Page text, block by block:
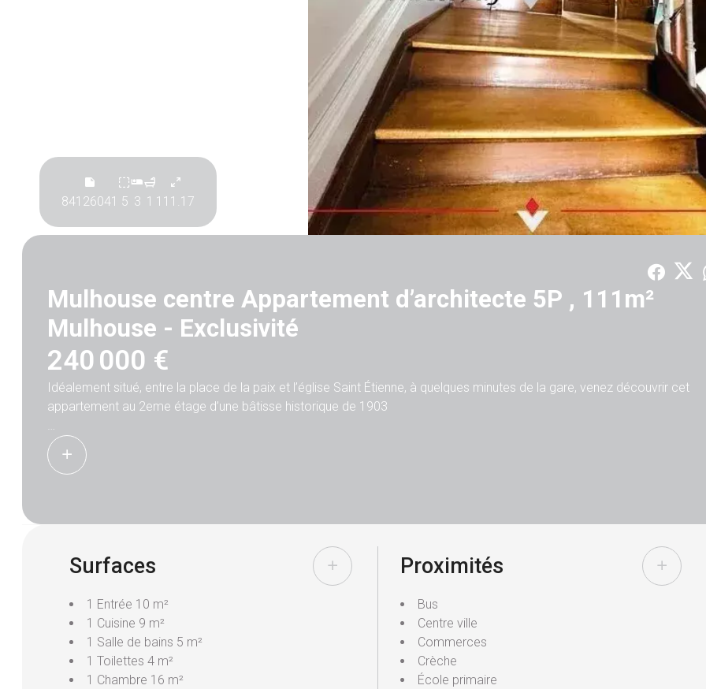
84126041 5 3 1 111.17
Mulhouse centre Appartement d’architecte 5P , 111m²
Mulhouse - Exclusivité
240 000 €
Idéalement situé, entre la place de la paix et l’église Saint Étienne, à quelques minutes de la gare, venez découvrir cet
appartement au 2eme étage d’une bâtisse historique de 1903
Moulures et design : Son confort moderne allié au charme de l’ancien vous séduira .
A l’entrée, un couloir dessert les différentes pièces de cet appartement de 111 m2 .
Possibilité d’acheter une place de parking.
Pour plus de renseignements vous pouvez contacter Valentino BIANCO au 06.06.82.32.63 ou l'agence Valencay au
03.89.46.59.60
Surfaces
1 Entrée 10 m²
1 Cuisine 9 m²
1 Salle de bains 5 m²
1 Toilettes 4 m²
1 Chambre 16 m²
Proximités
Bus
Centre ville
Commerces
Crèche
École primaire